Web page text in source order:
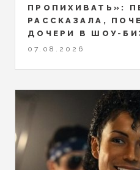
ПРОПИХИВАТЬ»:
РАССКАЗАЛА,
ДОЧЕРИ В ШОУ-
07.08.2026